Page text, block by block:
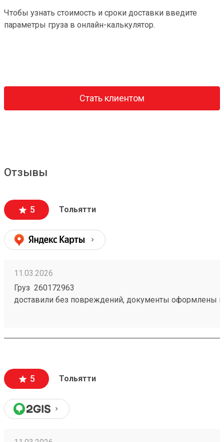
Чтобы узнать стоимость и сроки доставки введите
параметры груза в онлайн-калькулятор.
Стать клиентом
Отзывы
5 Тольятти
11.03.2026
Груз 260172963
доставили без повреждений, документы оформлены
5 Тольятти